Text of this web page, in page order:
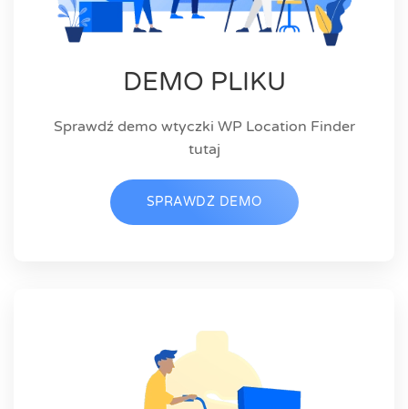
DEMO PLIKU
Sprawdź demo wtyczki WP Location Finder
tutaj
SPRAWDŹ DEMO